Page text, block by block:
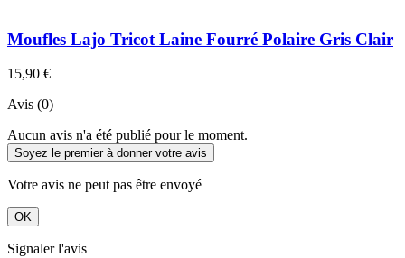
Moufles Lajo Tricot Laine Fourré Polaire Gris Clair
15,90 €
Avis (0)
Aucun avis n'a été publié pour le moment.
Soyez le premier à donner votre avis
Votre avis ne peut pas être envoyé
OK
Signaler l'avis